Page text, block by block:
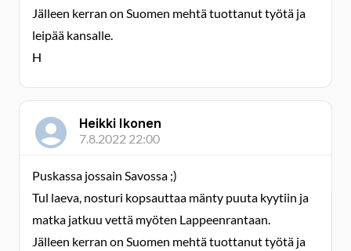
Jälleen kerran on Suomen mehtä tuottanut työtä ja
leipää kansalle.
H
Heikki Ikonen
7.8.2022 22:00
Puskassa jossain Savossa ;)
Tul laeva, nosturi kopsauttaa mänty puuta kyytiin ja
matka jatkuu vettä myöten Lappeenrantaan.
Jälleen kerran on Suomen mehtä tuottanut työtä ja